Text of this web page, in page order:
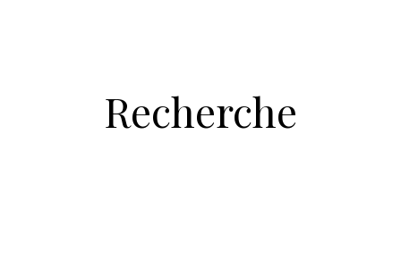
Recherche